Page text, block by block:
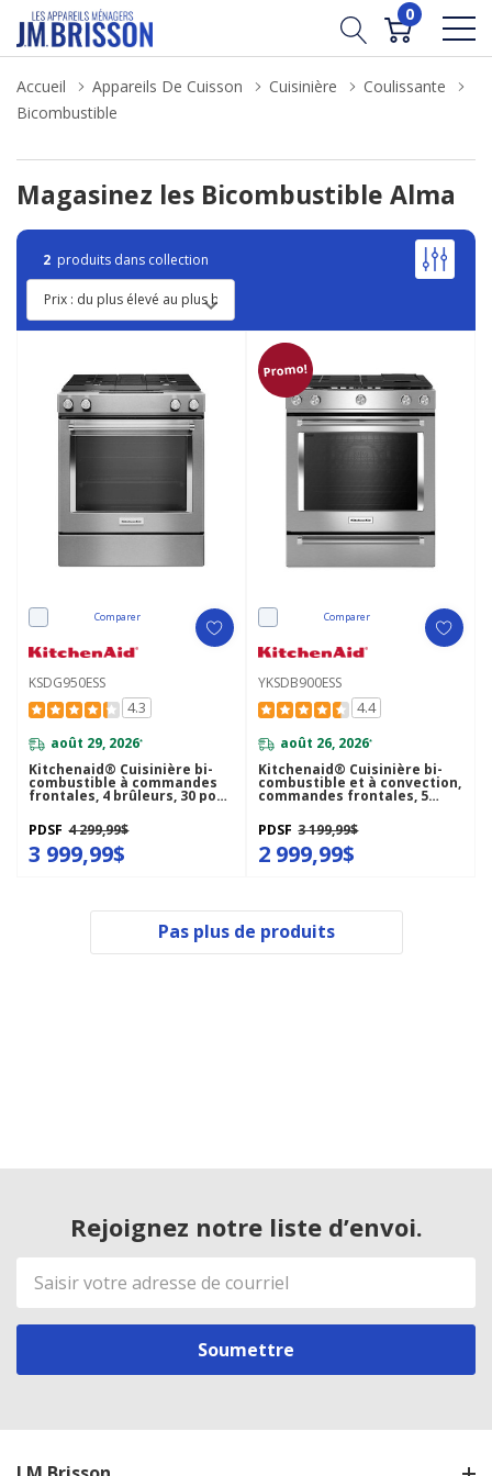
0
Accueil Appareils De Cuisson Cuisinière
Coulissante
Bicombustible
Magasinez les Bicombustible Alma
2 produits dans collection
Comparer
KSDG950ESS
4.3
août 29, 2026*
Kitchenaid® Cuisinière bi-
combustible à commandes
frontales, 4 brûleurs, 30 po
KSDG950ESS
PDSF 4 299,99$
3 999,99$
Promo!
Comparer
YKSDB900ESS
4.4
août 26, 2026*
Kitchenaid® Cuisinière bi-
combustible et à convection,
commandes frontales, 5
brûleurs, 30 po YKSDB900ESS
PDSF 3 199,99$
2 999,99$
Pas plus de produits
Rejoignez notre liste d’envoi.
Adresse
de
courriel